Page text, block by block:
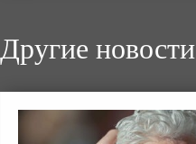
Другие новости